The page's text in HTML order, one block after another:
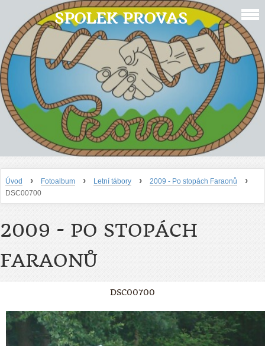
SPOLEK PROVAS
Úvod › Fotoalbum › Letní tábory › 2009 - Po stopách Faraonů ›
DSC00700
2009 - PO STOPÁCH
FARAONŮ
DSC00700